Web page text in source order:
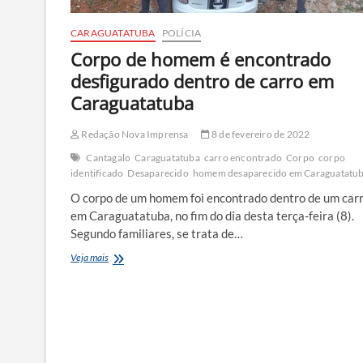
CARAGUATATUBA POLÍCIA
Corpo de homem é encontrado
desfigurado dentro de carro em
Caraguatatuba
Redação Nova Imprensa
8 de fevereiro de 2022
Cantagalo Caraguatatuba carro encontrado Corpo corpo
identificado Desaparecido homem desaparecido em
O corpo de um homem foi encontrado dentro de um
em Caraguatatuba, no fim do dia desta terça-feira (8).
Segundo familiares, se trata de…
Veja maisCorpo